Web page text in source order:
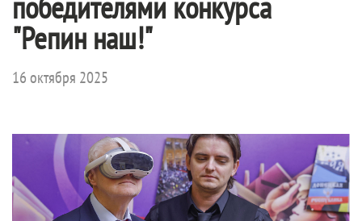
"Репин наш!"
16 октября 2025